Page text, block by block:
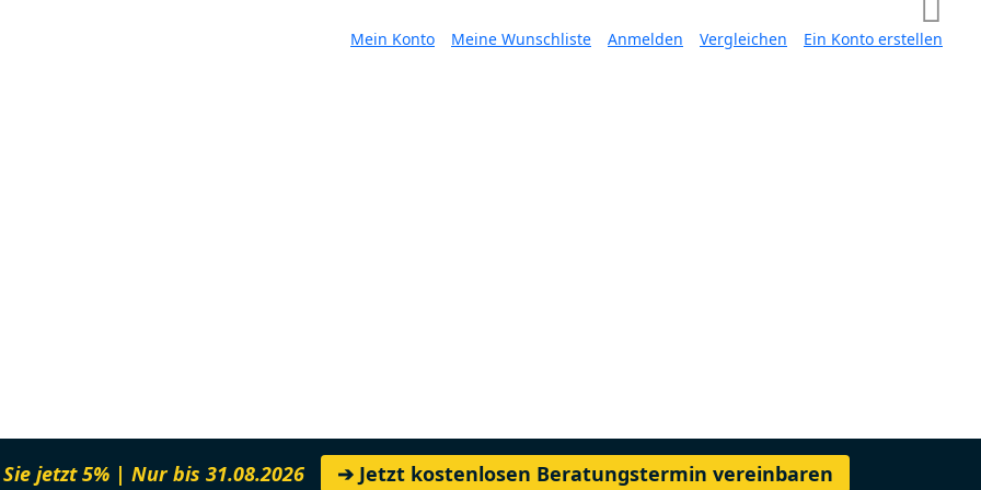
Mein Konto Meine Wunschliste Anmelden Vergleichen Ein Konto erstellen
jetzt 5% | Nur bis 31.08.2026 ➔ Jetzt kostenlosen Beratungstermin vereinbaren